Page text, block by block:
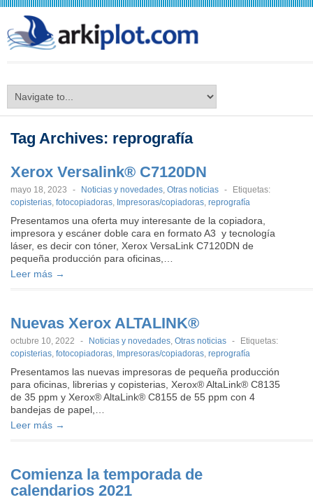
Tag Archives: reprografía
Xerox Versalink® C7120DN
mayo 18, 2023 - Noticias y novedades, Otras noticias -
Etiquetas:
copisterias, fotocopiadoras, Impresoras/copiadoras, reprografía
Presentamos una oferta muy interesante de la copiadora,
impresora y escáner doble cara en formato A3 y tecnología
láser, es decir con tóner, Xerox VersaLink C7120DN de
pequeña producción para oficinas,…
Leer más →
Nuevas Xerox ALTALINK®
octubre 10, 2022 - Noticias y novedades, Otras noticias -
Etiquetas:
copisterias, fotocopiadoras, Impresoras/copiadoras, reprografía
Presentamos las nuevas impresoras de pequeña producción
para oficinas, librerias y copisterias, Xerox® AltaLink® C8135
de 35 ppm y Xerox® AltaLink® C8155 de 55 ppm con 4
bandejas de papel,…
Leer más →
Comienza la temporada de
calendarios 2021